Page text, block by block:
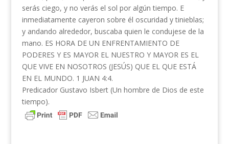
serás ciego, y no verás el sol por algún tiempo. E
inmediatamente cayeron sobre él oscuridad y tinieblas;
y andando alrededor, buscaba quien le condujese de la
mano. ES HORA DE UN ENFRENTAMIENTO DE
PODERES Y ES MAYOR EL NUESTRO Y MAYOR ES EL
QUE VIVE EN NOSOTROS (JESÚS) QUE EL QUE ESTÁ
EN EL MUNDO. 1 JUAN 4:4.
Predicador Gustavo Isbert (Un hombre de Dios de este
tiempo).